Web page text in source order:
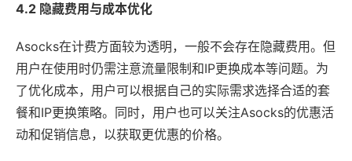
4.2 隐藏费用与成本优化
Asocks在计费方面较为透明，一般不会存在隐藏费用。但
用户在使用时仍需注意流量限制和IP更换成本等问题。为
了优化成本，用户可以根据自己的实际需求选择合适的套
餐和IP更换策略。同时，用户也可以关注Asocks的优惠活
动和促销信息，以获取更优惠的价格。